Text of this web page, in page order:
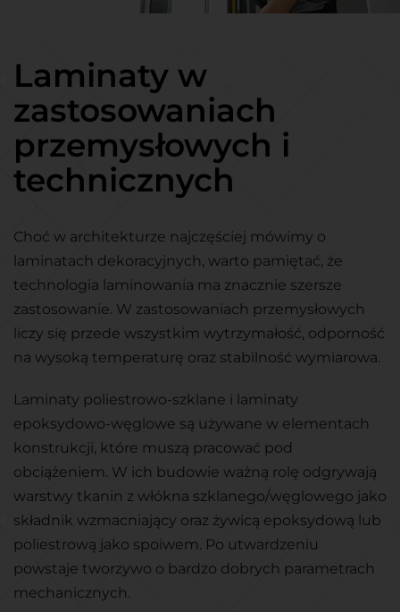
Laminaty w
zastosowaniach
przemysłowych i
technicznych
Choć w architekturze najczęściej mówimy o
laminatach dekoracyjnych, warto pamiętać, że
technologia laminowania ma znacznie szersze
zastosowanie. W zastosowaniach przemysłowych
liczy się przede wszystkim wytrzymałość, odporność
na wysoką temperaturę oraz stabilność wymiarowa.
Laminaty poliestrowo-szklane i laminaty
epoksydowo-węglowe są używane w elementach
konstrukcji, które muszą pracować pod
obciążeniem. W ich budowie ważną rolę odgrywają
warstwy tkanin z włókna szklanego/węglowego jako
składnik wzmacniający oraz żywicą epoksydową lub
poliestrową jako spoiwem. Po utwardzeniu
powstaje tworzywo o bardzo dobrych parametrach
mechanicznych.